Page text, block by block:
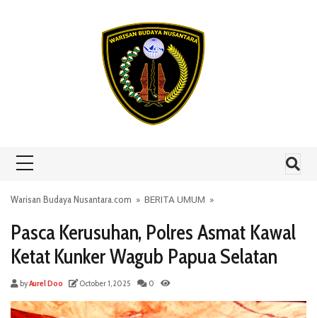
Warisan Budaya Nusantara.com » BERITA UMUM »
Pasca Kerusuhan, Polres Asmat Kawal
Ketat Kunker Wagub Papua Selatan
byAurel Doo October 1, 2025 0